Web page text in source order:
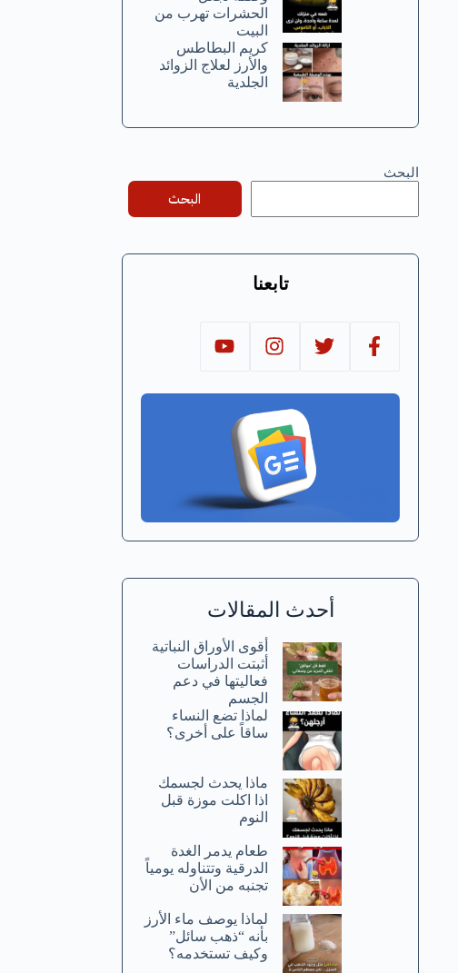
الحشرات تهرب من
البيت
كريم البطاطس
والأرز لعلاج الزوائد
الجلدية
البحث
البحث
تابعنا
أحدث المقالات
أقوى الأوراق النباتية
أثبتت الدراسات
فعاليتها في دعم
الجسم
لماذا تضع النساء
ساقاً على أخرى؟
ماذا يحدث لجسمك
اذا اكلت موزة قبل
النوم
طعام يدمر الغدة
الدرقية وتتناوله يومياً
تجنبه من الأن
لماذا يوصف ماء الأرز
بأنه “ذهب سائل”
وكيف تستخدمه؟